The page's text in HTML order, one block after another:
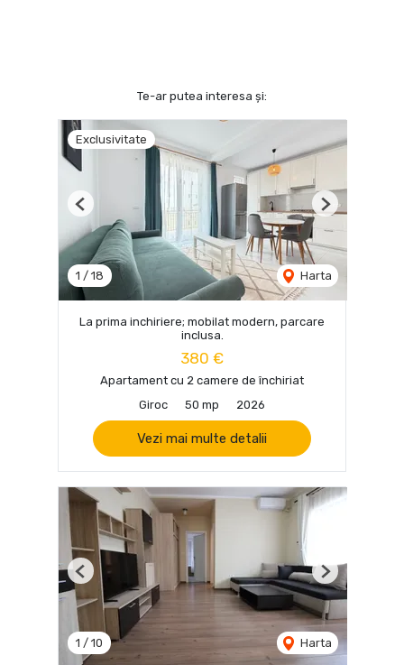
Te-ar putea interesa și:
Exclusivitate
1 / 18 Harta
Previous Next
La prima inchiriere; mobilat modern, parcare
inclusa.
380 €
Apartament cu 2 camere de închiriat
Giroc
50 mp 2026
Vezi mai multe detalii
1 / 10 Harta
Previous Next